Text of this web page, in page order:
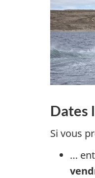
Dates
Si vous
…